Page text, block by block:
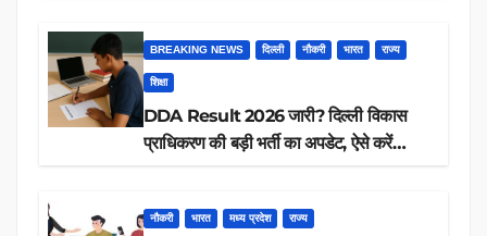
BREAKING NEWS दिल्ली नौकरी भारत राज्य
शिक्षा
DDA Result 2026 जारी? दिल्ली विकास
प्राधिकरण की बड़ी भर्ती का अपडेट, ऐसे करें
नौकरी भारत मध्य प्रदेश राज्य